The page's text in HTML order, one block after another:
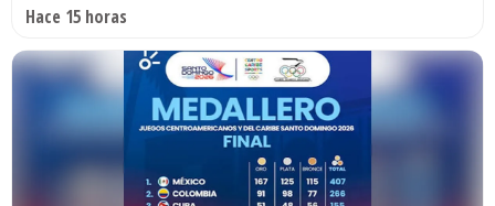
Hace 15 horas